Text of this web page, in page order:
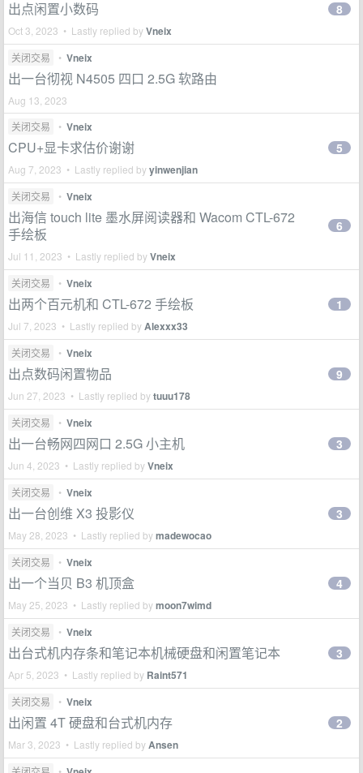
出点闲置小数码
Oct 3, 2023 • Lastly replied byVneix
8
关闭交易 • Vneix
出一台彻视 N4505 四口 2.5G 软路由
Aug 13, 2023
关闭交易
• Vneix
CPU+显卡求估价谢谢
Aug 7, 2023 • Lastly replied byyinwenjian
5
关闭交易 • Vneix
出海信 touch lite 墨水屏阅读器和 Wacom CTL-672
手绘板
Jul 11, 2023 • Lastly replied byVneix
6
关闭交易 • Vneix
出两个百元机和 CTL-672 手绘板
Jul 7, 2023 • Lastly replied byAlexxx33
1
关闭交易 • Vneix
出点数码闲置物品
Jun 27, 2023 • Lastly replied bytuuu178
9
关闭交易 • Vneix
出一台畅网四网口 2.5G 小主机
Jun 4, 2023 • Lastly replied byVneix
3
关闭交易 • Vneix
出一台创维 X3 投影仪
May 28, 2023 • Lastly replied bymadewocao
3
关闭交易 • Vneix
出一个当贝 B3 机顶盒
May 25, 2023 • Lastly replied bymoon7wimd
4
关闭交易 • Vneix
出台式机内存条和笔记本机械硬盘和闲置笔记本
Apr 5, 2023 • Lastly replied by Raint571
3
关闭交易 • Vneix
出闲置 4T 硬盘和台式机内存
Mar 3, 2023 • Lastly replied byAnsen
2